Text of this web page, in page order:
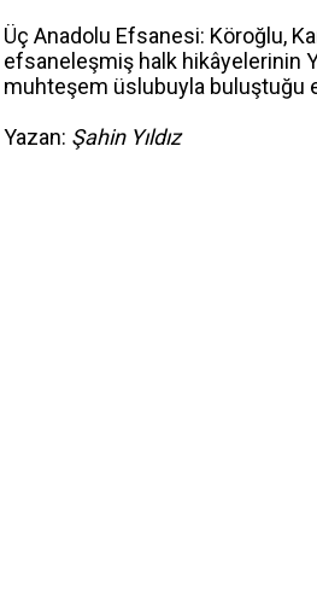
Üç Anadolu Efsanesi: Köroğlu,
efsaneleşmiş halk hikâyelerinin
muhteşem üslubuyla buluştuğu
Yazan: Şahin Yıldız